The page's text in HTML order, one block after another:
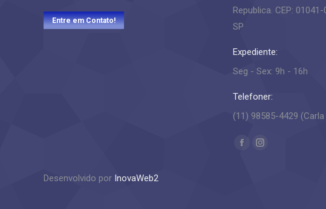
Entre em Contato!
Republica. CEP:
SP
Expediente:
Seg - Sex: 9h - 16h
Telefoner:
(11) 98585-4429
Encontre-nos em:
FacebookInstagram
Desenvolvido por InovaWeb2